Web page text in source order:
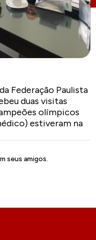
Federação Paulista
duas visitas
olímpicos
estiveram na
seus amigos.